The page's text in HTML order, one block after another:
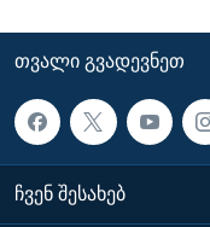
ᲗᲕᲐᲚᲘ ᲒᲕᲐᲓᲔᲕᲜᲔᲗ
ᲩᲕᲔᲜ ᲨᲔᲡᲐᲮᲔᲑ